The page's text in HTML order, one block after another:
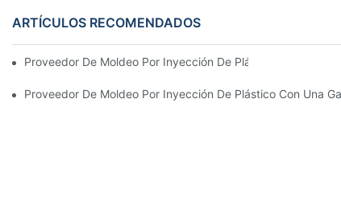
ARTÍCULOS RECOMENDADOS
Proveedor De Moldeo Por Inyección De Plástico Con
Proveedor De Moldeo Por Inyección De Plástico Con Una